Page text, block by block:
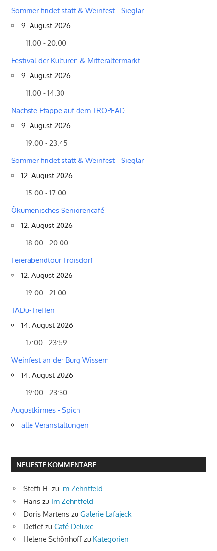
Sommer findet statt & Weinfest - Sieglar
9. August 2026
11:00 - 20:00
Festival der Kulturen & Mitteraltermarkt
9. August 2026
11:00 - 14:30
Nächste Etappe auf dem TROPFAD
9. August 2026
19:00 - 23:45
Sommer findet statt & Weinfest - Sieglar
12. August 2026
15:00 - 17:00
Ökumenisches Seniorencafé
12. August 2026
18:00 - 20:00
Feierabendtour Troisdorf
12. August 2026
19:00 - 21:00
TADü-Treffen
14. August 2026
17:00 - 23:59
Weinfest an der Burg Wissem
14. August 2026
19:00 - 23:30
Augustkirmes - Spich
alle Veranstaltungen
NEUESTE KOMMENTARE
Steffi H. zu Im Zehntfeld
Hans zu Im Zehntfeld
Doris Martens zu Galerie Lafajeck
Detlefzu Café Deluxe
Helene Schönhoff zu Kategorien